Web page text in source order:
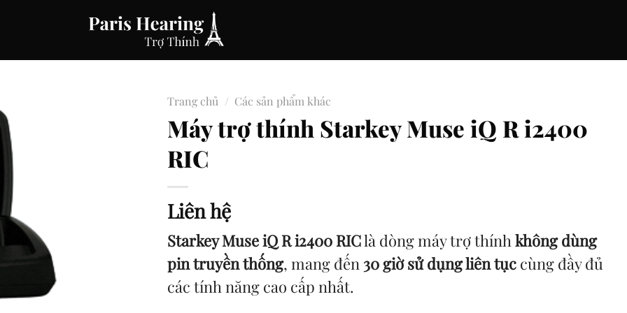
Trang chủ / Các sản phẩm khác
Máy trợ thính Starkey Muse iQ R i2400
RIC
Liên hệ
Starkey Muse iQ R i2400 RIClà dòng máy trợ thínhkhông dùng
pin truyền thống, mang đến 30 giờ sử dụng liên tục cùng đầy đủ
các tính năng cao cấp nhất.